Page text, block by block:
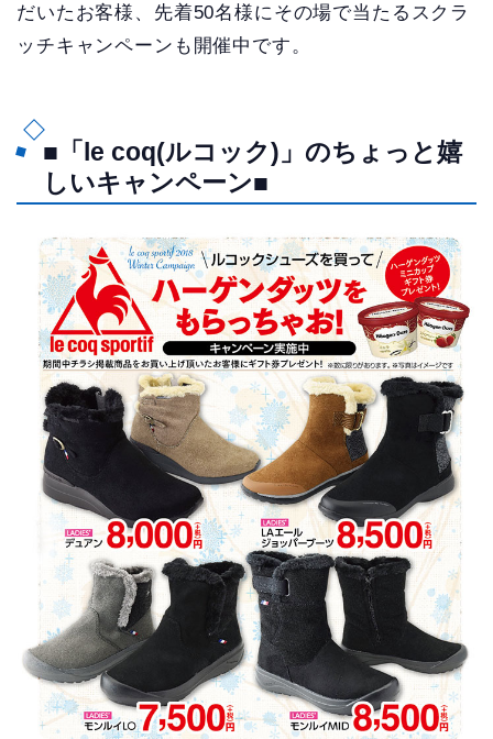
だいたお客様、先着50名様にその場で当たるスクラ
ッチキャンペーンも開催中です。
■「le coq(ルコック)」のちょっと嬉
しいキャンペーン■